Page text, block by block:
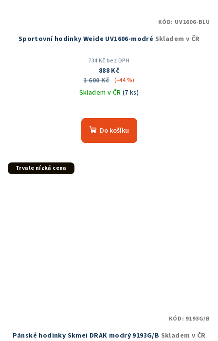
Sportovní hodinky Weide UV1606-modré Skladem v ČR
734 Kč bez DPH
888 Kč
1 600 Kč
(–44 %)
Skladem v ČR (7 ks)
hodnocení
produktu
Do košíku
KÓD: UV1606-BLU
Trvale nízká cena
Pánské hodinky Skmei DRAK modrý 9193G/B Skladem v ČR
KÓD: 9193G/B